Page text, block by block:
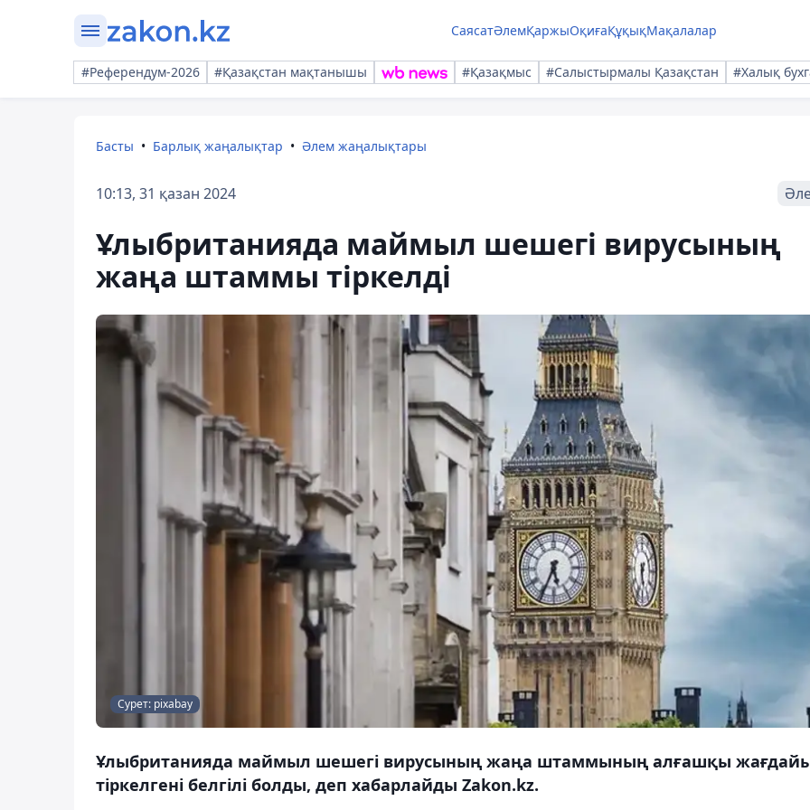
СаясатӘлемҚаржыОқиғаҚұқықМақалалар
#Референдум-2026 #Қазақстан мақтанышы #Қазақмыс #Салыстырмалы Қазақстан #Халық
Басты Барлық жаңалықтар Әлем жаңалықтары
10:13, 31 қазан 2024
Ұлыбританияда маймыл шешегі вирусының
жаңа штаммы тіркелді
Сурет: pixabay
Ұлыбританияда маймыл шешегі вирусының жаңа штаммының алғашқы
тіркелгені белгілі болды, деп хабарлайды Zakon.kz.